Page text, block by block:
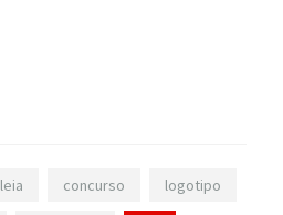
concurso logotipo